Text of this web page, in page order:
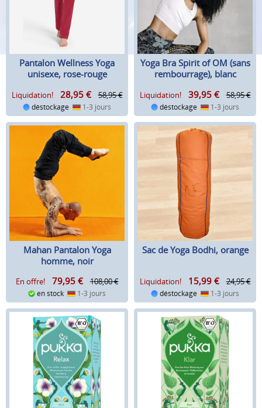
Pantalon Wellness Yoga
unisexe, rose-rouge
Liquidation! 28,95 € 58,95 €
déstockage 1-3 jours
Yoga Bra Spirit of OM (sans
rembourrage), blanc
Liquidation! 39,95 € 58,95 €
déstockage 1-3 jours
Mahan Pantalon Yoga
homme, noir
En offre! 79,95 € 108,00 €
en stock 1-3 jours
Sac de Yoga Bodhi, orange
Liquidation! 15,99 € 24,95 €
déstockage 1-3 jours